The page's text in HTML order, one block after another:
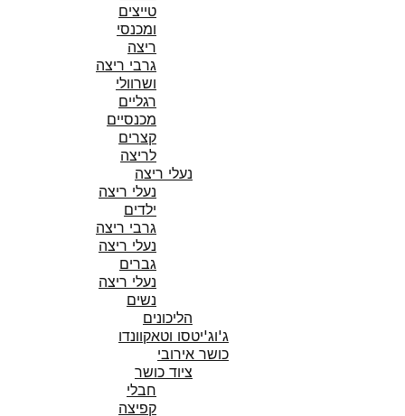
טייצים
ומכנסי
ריצה
גרבי ריצה
ושרוולי
רגליים
מכנסיים
קצרים
לריצה
נעלי ריצה
נעלי ריצה
ילדים
גרבי ריצה
נעלי ריצה
גברים
נעלי ריצה
נשים
הליכונים
ג'וג'יטסו וטאקוונדו
כושר אירובי
ציוד כושר
חבלי
קפיצה